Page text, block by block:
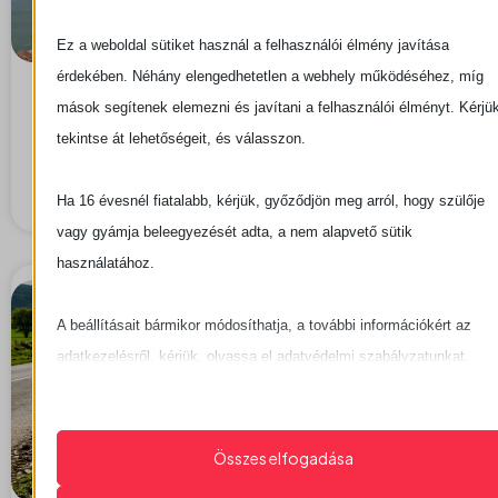
Ismét rangos szakmai elismerésben
részesültek Keszthely strandjai
2026. július 14. (kedd)
elnyerte ....
Ez a weboldal sütiket használ a felhasználói élmény javítása
érdekében. Néhány elengedhetetlen a webhely működéséhez, míg
mások segítenek elemezni és javítani a felhasználói élményt.
tekintse át lehetőségeit, és válasszon.
Ha 16 évesnél fiatalabb, kérjük, győződjön meg arról, hogy szülője
vagy gyámja beleegyezését adta, a nem alapvető sütik
használatához.
A beállításait bármikor módosíthatja, a további információkért az
adatkezelésről, kérjük, olvassa el adatvédelmi szabályzatunkat.
Ne feledje, hogy ha bizonyos típusú sütik, vagy szolgáltatások
letiltása mellett dönt, az befolyásolhatja a webhely által nyújtott
Összes elfogadása